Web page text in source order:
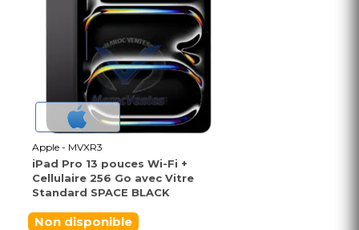
Apple - MVXR3
iPad Pro 13 pouces Wi-Fi +
Cellulaire 256 Go avec Vitre
Standard SPACE BLACK
Non disponible